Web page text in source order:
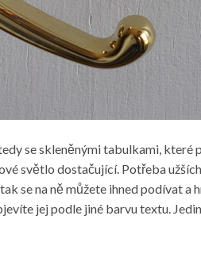
se skleněnými tabulkami,
světlo dostačující. Potřeba
se na ně můžete ihned podívat
jej podle jiné barvu textu.